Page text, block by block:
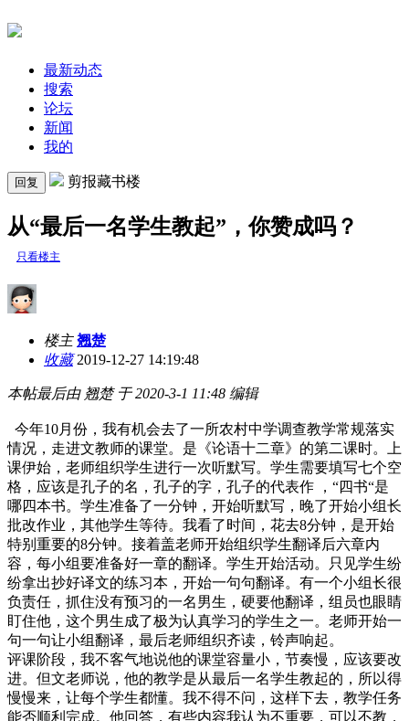
最新动态
搜索
论坛
新闻
我的
回复 剪报藏书楼
从“最后一名学生教起”，你赞成吗？
只看楼主
楼主 翘楚
收藏2019-12-27 14:19:48
本帖最后由 翘楚 于 2020-3-1 11:48 编辑
今年10月份，我有机会去了一所农村中学调查教学常规落实
情况，走进文教师的课堂。是《论语十二章》的第二课时。上
课伊始，老师组织学生进行一次听默写。学生需要填写七个空
格，应该是孔子的名，孔子的字，孔子的代表作 ，“四书“是
哪四本书。学生准备了一分钟，开始听默写，晚了开始小组长
批改作业，其他学生等待。我看了时间，花去8分钟，是开始
特别重要的8分钟。接着盖老师开始组织学生翻译后六章内
容，每小组要准备好一章的翻译。学生开始活动。只见学生纷
纷拿出抄好译文的练习本，开始一句句翻译。有一个小组长很
负责任，抓住没有预习的一名男生，硬要他翻译，组员也眼睛
盯住他，这个男生成了极为认真学习的学生之一。老师开始一
句一句让小组翻译，最后老师组织齐读，铃声响起。
评课阶段，我不客气地说他的课堂容量小，节奏慢，应该要改
进。但文老师说，他的教学是从最后一名学生教起的，所以得
慢慢来，让每个学生都懂。我不得不问，这样下去，教学任务
能否顺利完成。他回答，有些内容我认为不重要，可以不教，